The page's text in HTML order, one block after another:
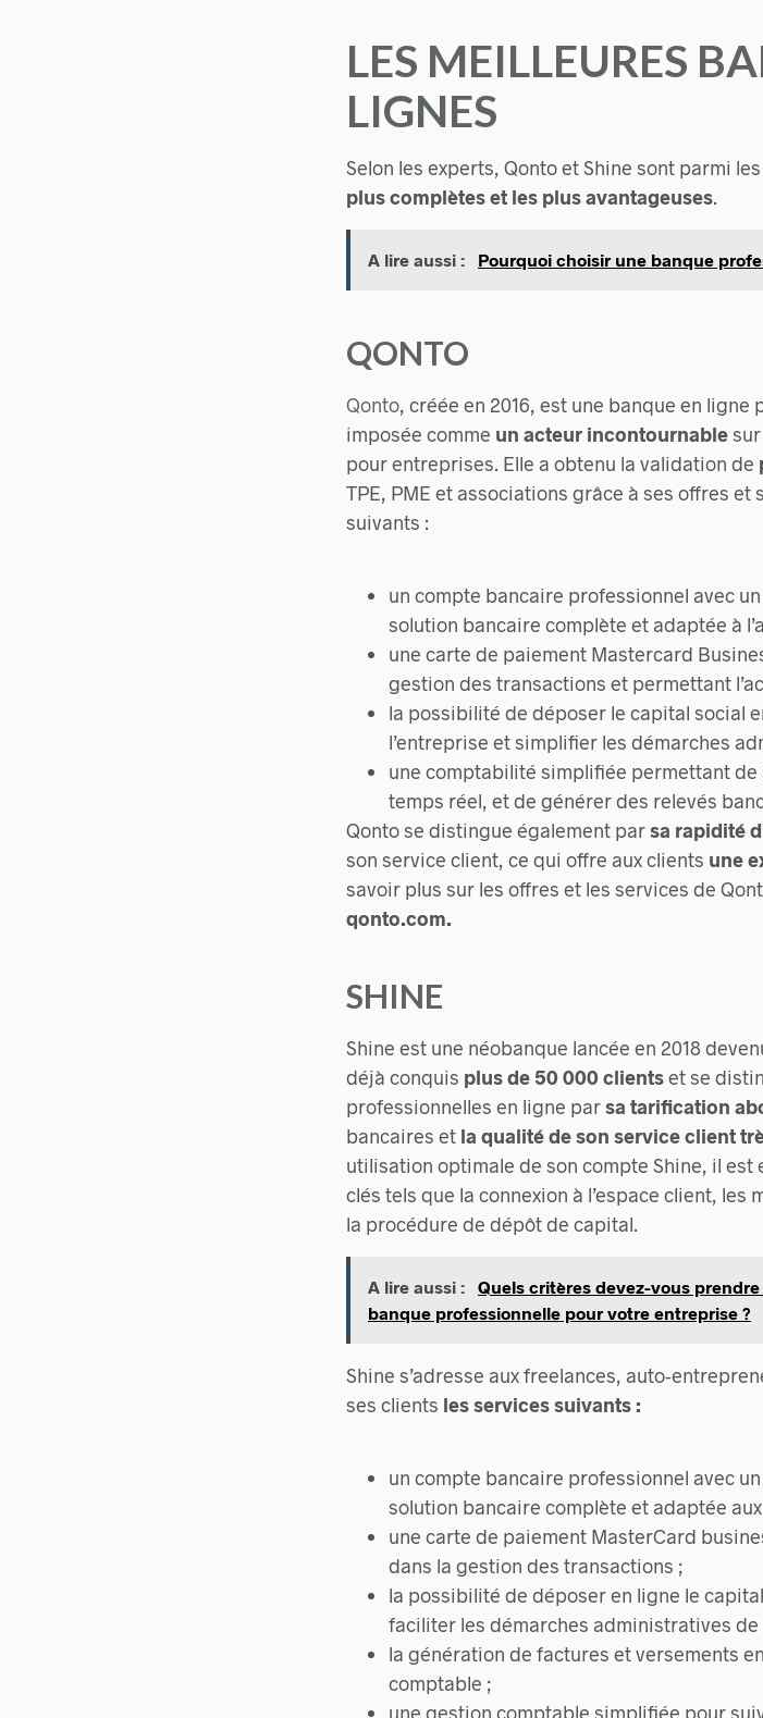
LES MEILLEURES
LIGNES
Selon les experts, Qonto et Shine sont parmi
plus complètes et les plus avantageuses.
A lire aussi : Pourquoi choisir une banque
QONTO
Qonto, créée en 2016, est une banque en
imposée comme un acteur incontournable
pour entreprises. Elle a obtenu la validation de
TPE, PME et associations grâce à ses offres
suivants :
un compte bancaire professionnel avec
solution bancaire complète et adaptée à
une carte de paiement Mastercard
gestion des transactions et permettant
la possibilité de déposer le capital social
l’entreprise et simplifier les démarches
une comptabilité simplifiée permettant
temps réel, et de générer des relevés
Qonto se distingue également parsa rapidité
son service client, ce qui offre aux clients une
savoir plus sur les offres et les services de
qonto.com.
SHINE
Shine est une néobanque lancée en 2018
déjà conquis plus de 50 000 clientset se
professionnelles en ligne parsa tarification
bancaires et la qualité de son service client
utilisation optimale de son compte Shine, il
clés tels que la connexion à l’espace client,
la procédure de dépôt de capital.
A lire aussi :
Quels critères devez-vous
banque professionnelle pour votre entreprise ?
Shine s’adresse aux freelances, auto-
ses clients les services suivants :
un compte bancaire professionnel avec
solution bancaire complète et adaptée
une carte de paiement MasterCard
dans la gestion des transactions ;
la possibilité de déposer en ligne le
faciliter les démarches administratives de
la génération de factures et versements
comptable ;
une gestion comptable simplifiée pour